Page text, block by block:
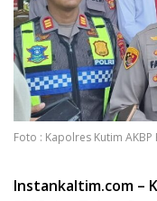
Foto : Kapolres Kutim
Instankaltim.com –